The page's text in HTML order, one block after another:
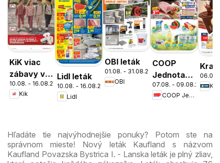
KiK viac
zábavy v
škole
10.08. - 16.08.2026
Kik
Lidl leták
10.08. - 16.08.2026
Lidl
OBI leták
01.08. - 31.08.2026
OBI
COOP
Jednota
cez víkend
ešte
07.08. - 09.08.2026
COOP Jednota
Kraj
06.08.
Kraj
Hľadáte tie najvýhodnejšie ponuky? Potom ste na
správnom mieste! Nový leták Kaufland s názvom
Kaufland Povazska Bystrica I. - Lanska leták je plný zliav,